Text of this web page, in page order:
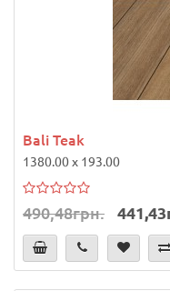
Bali Teak
1380.00 x 193.00
490,48грн.